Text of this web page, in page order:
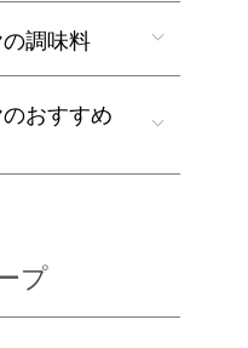
調味料
おすすめ
プ